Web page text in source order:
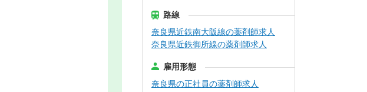
路線
奈良県近鉄南大阪線の薬剤師求人
奈良県近鉄御所線の薬剤師求人
雇用形態
奈良県の正社員の薬剤師求人